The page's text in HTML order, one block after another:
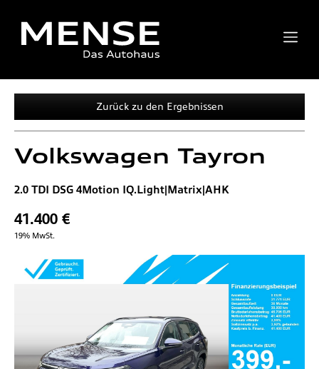
Zurück zu den Ergebnissen
Volkswagen Tayron
2.0 TDI DSG 4Motion IQ.Light|Matrix|AHK
41.400 €
19% MwSt.